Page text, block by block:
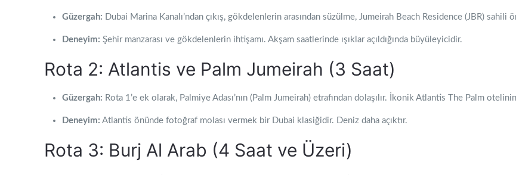
Güzergah: Dubai Marina Kanalı’ndan çıkış, gökdelenlerin arasından süzülme, Jumeirah Beach Residence (JBR)
Deneyim: Şehir manzarası ve gökdelenlerin ihtişamı. Akşam saatlerinde ışıklar açıldığında büyüleyicidir.
Rota 2: Atlantis ve Palm Jumeirah (3 Saat)
Güzergah: Rota 1’e ek olarak, Palmiye Adası’nın (Palm Jumeirah) etrafından dolaşılır. İkonik Atlantis The Palm
Deneyim: Atlantis önünde fotoğraf molası vermek bir Dubai klasiğidir. Deniz daha açıktır.
Rota 3: Burj Al Arab (4 Saat ve Üzeri)